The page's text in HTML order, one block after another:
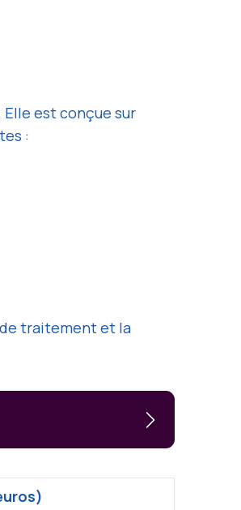
est conçue sur
:
traitement et la